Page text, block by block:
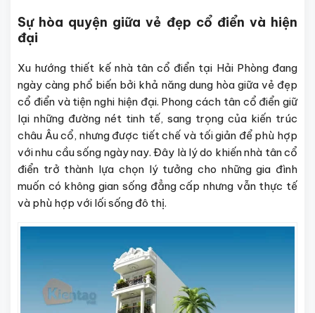
Sự hòa quyện giữa vẻ đẹp cổ điển và hiện
đại
Xu hướng thiết kế nhà tân cổ điển tại Hải Phòng đang
ngày càng phổ biến bởi khả năng dung hòa giữa vẻ đẹp
cổ điển và tiện nghi hiện đại. Phong cách tân cổ điển giữ
lại những đường nét tinh tế, sang trọng của kiến trúc
châu Âu cổ, nhưng được tiết chế và tối giản để phù hợp
với nhu cầu sống ngày nay. Đây là lý do khiến nhà tân cổ
điển trở thành lựa chọn lý tưởng cho những gia đình
muốn có không gian sống đẳng cấp nhưng vẫn thực tế
và phù hợp với lối sống đô thị.